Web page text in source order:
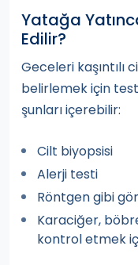
Yatağa
Edilir?
Geceleri kaşıntılı
belirlemek için
şunları içerebilir:
Cilt biyopsisi
Alerji testi
Röntgen gibi
Karaciğer,
kontrol etmek